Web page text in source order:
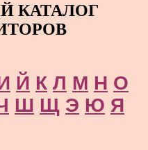
КАТАЛОГ
Й К Л М Н О
Ш Щ Э Ю Я